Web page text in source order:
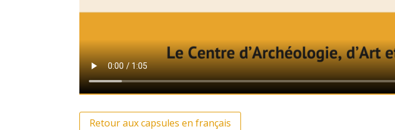
Retour aux capsules en français